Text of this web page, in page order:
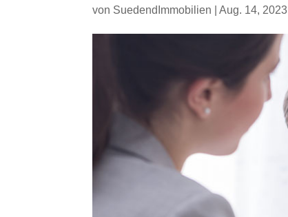
von SuedendImmobilien |Aug. 14, 2023